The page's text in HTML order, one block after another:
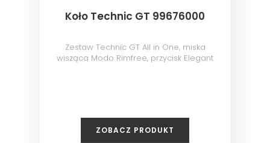
Koło Technic GT 99676000
Zestaw Technic GT All in One, miska
wisząca Modo Rimfree, przycisk Elegant
ZOBACZ PRODUKT